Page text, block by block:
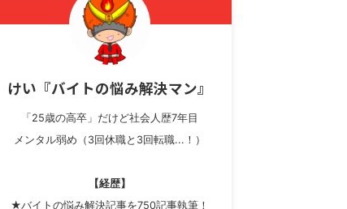
けい『バイトの悩み解決マン』
「25歳の高卒」だけど社会人歴7年目
メンタル弱め（3回休職と3回転職...！）
【経歴】
★バイトの悩み解決記事を750記事執筆！